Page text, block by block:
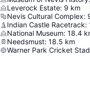
Leverock Estate: 9 km
Nevis Cultural Complex:
Indian Castle Racetrack:
National Museum: 18.4
Needsmust: 18.5 km
Warner Park Cricket